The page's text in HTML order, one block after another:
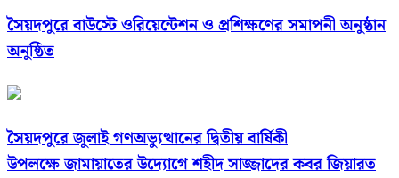
সৈয়দপুরে বাউস্টে ওরিয়েন্টেশন ও প্রশিক্ষণের সমাপনী অনুষ্ঠান
অনুষ্ঠিত
সৈয়দপুরে জুলাই গণঅভ্যুত্থানের দ্বিতীয় বার্ষিকী
উপলক্ষে জামায়াতের উদ্যোগে শহীদ সাজ্জাদের কবর জিয়ারত